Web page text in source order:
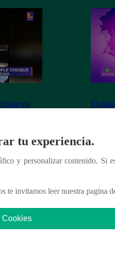
en
El
tu experiencia.
y personalizar contenido. Si
te invitamos leer nuestra pagina
Cookies